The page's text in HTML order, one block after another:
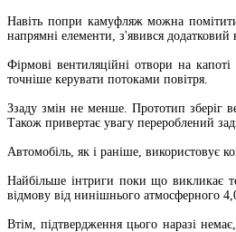
Навіть попри камуфляж можна
напрямні елементи, з'явився
Фірмові вентиляційні отвори на
точніше керувати потоками повітря.
Ззаду змін не менше. Прототип зберіг
Також привертає увагу перероблений
Автомобіль, як і раніше, використовує
Найбільше інтриги поки що викликає
відмову від нинішнього атмосферного
Втім, підтвердження цього наразі